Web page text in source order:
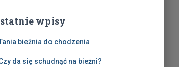
wpisy
bieżnia do chodzenia
da się schudnąć na bieżni?